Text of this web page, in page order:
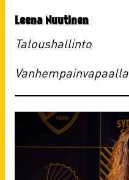
Leena Nuutinen
Taloushallinto
Vanhempainvapaalla